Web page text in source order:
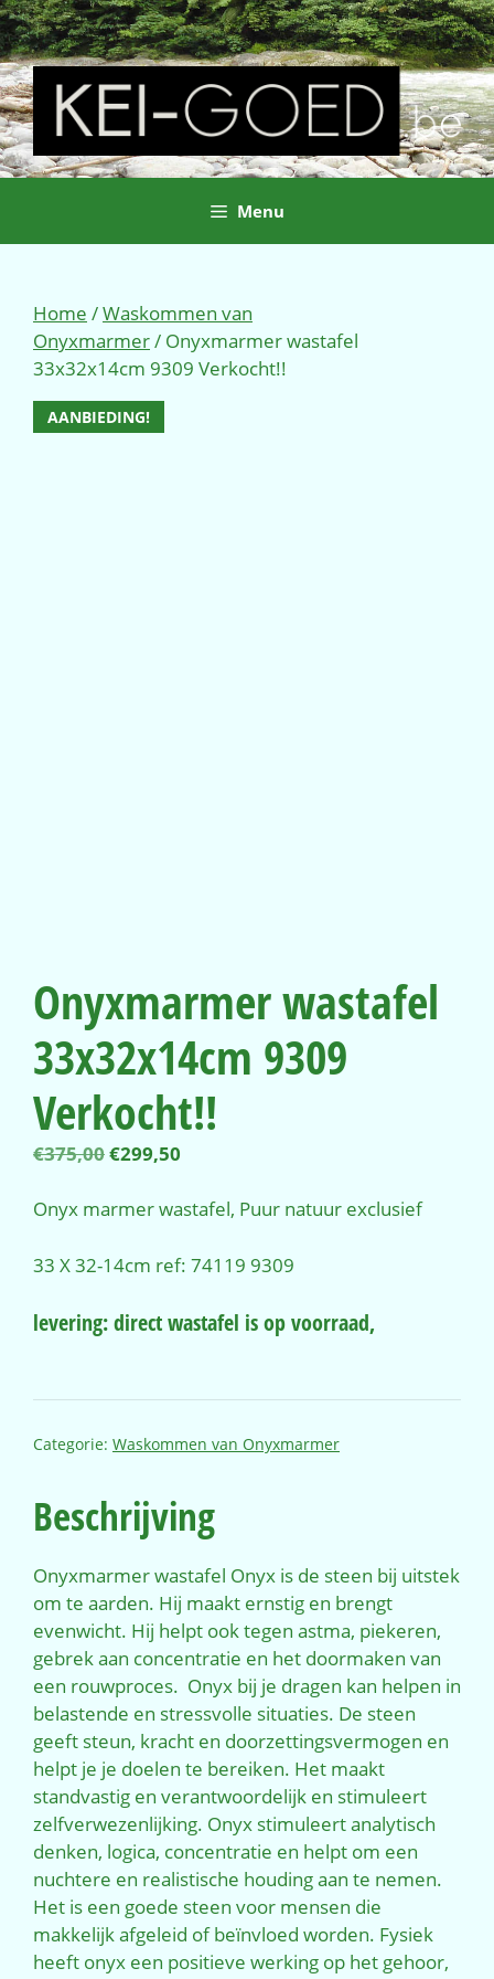
Ga
naar
de
inhoud
Menu
Home /Waskommen van
Onyxmarmer/ Onyxmarmer wastafel
33x32x14cm 9309 Verkocht!!
AANBIEDING!
Onyxmarmer wastafel
33x32x14cm 9309
Verkocht!!
€375,00Oorspronkelijke
was:
€299,50
is:
Onyx marmer wastafel, Puur natuur exclusief
33 X 32-14cm ref: 74119 9309
levering: direct wastafel is op voorraad,
Categorie: Waskommen van Onyxmarmer
Beschrijving
Onyxmarmer wastafel Onyx is de steen bij uitstek
om te aarden. Hij maakt ernstig en brengt
evenwicht. Hij helpt ook tegen astma, piekeren,
gebrek aan concentratie en het doormaken van
een rouwproces. Onyx bij je dragen kan helpen in
belastende en stressvolle situaties. De steen
geeft steun, kracht en doorzettingsvermogen en
helpt je je doelen te bereiken. Het maakt
standvastig en verantwoordelijk en stimuleert
zelfverwezenlijking. Onyx stimuleert analytisch
denken, logica, concentratie en helpt om een
nuchtere en realistische houding aan te nemen.
Het is een goede steen voor mensen die
makkelijk afgeleid of beïnvloed worden. Fysiek
heeft onyx een positieve werking op het gehoor,